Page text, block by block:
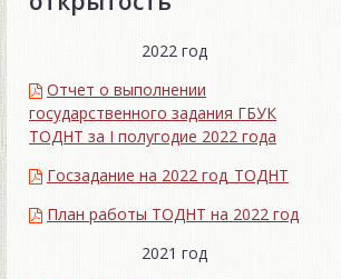
2022 год
Отчет о выполнении
государственного задания ГБУК
ТОДНТ за I полугодие 2022 года
Госзадание на 2022 год_ТОДНТ
План работы ТОДНТ на 2022 год
2021 год